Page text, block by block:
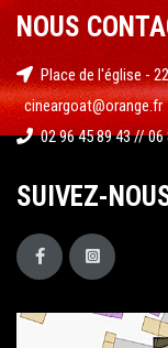
NOUS
Place de l'église -
cineargoat@orange.fr
02 96 45 89 43 // 06
SUIVEZ-